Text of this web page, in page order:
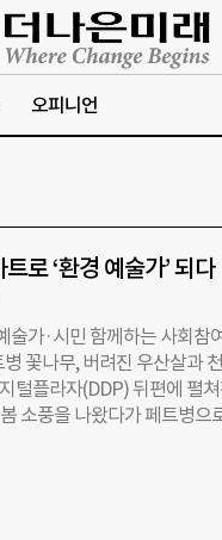
오피니언
로 ‘환경 예술가’ 되다
술가·시민 함께하는 사회참
꽃나무, 버려진 우산살과
플라자(DDP) 뒤편에 펼쳐
소풍을 나왔다가 페트병으